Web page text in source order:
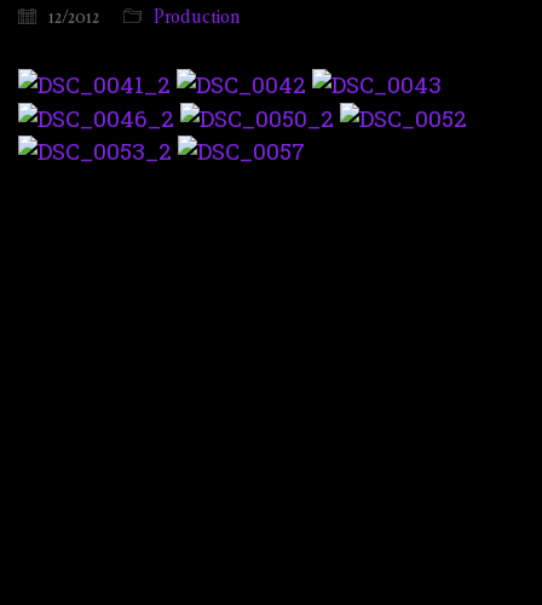
12/2012 Production